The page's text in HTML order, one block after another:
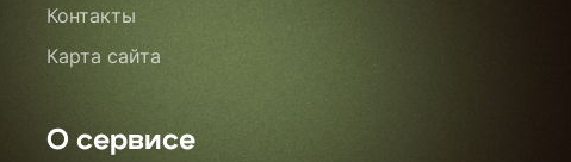
Контакты
Карта сайта
О сервисе